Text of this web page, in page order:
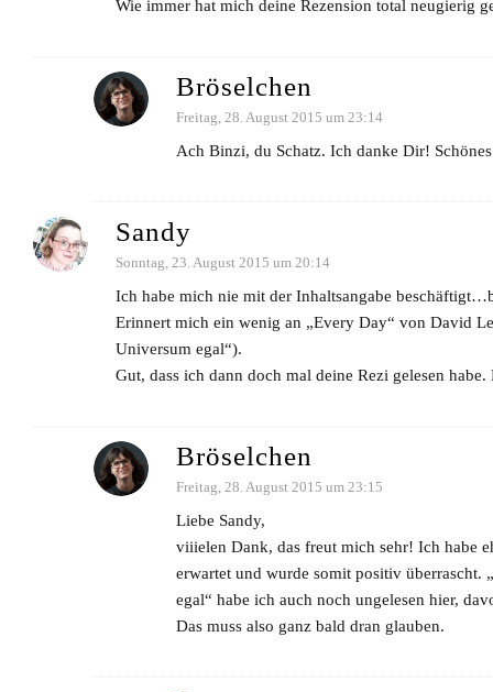
Wie immer hat mich deine Rezension total neugierig
Bröselchen
Freitag, 28. August 2015 um 23:14
Ach Binzi, du Schatz. Ich danke Dir!
Sandy
Sonntag, 23. August 2015 um 20:14
Ich habe mich nie mit der Inhaltsangabe
Erinnert mich ein wenig an „Every Day“ von David
Universum egal“).
Gut, dass ich dann doch mal deine Rezi gelesen
Bröselchen
Freitag, 28. August 2015 um 23:15
Liebe Sandy,
viiielen Dank, das freut mich sehr! Ich habe
erwartet und wurde somit positiv
egal“ habe ich auch noch ungelesen hier,
Das muss also ganz bald dran glauben.